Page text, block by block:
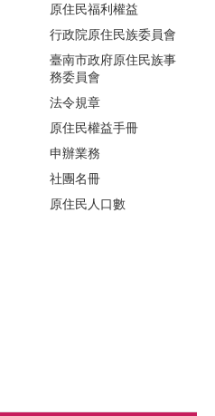
原住民福利權益
行政院原住民族委員會
臺南市政府原住民族事
務委員會
法令規章
原住民權益手冊
申辦業務
社團名冊
原住民人口數